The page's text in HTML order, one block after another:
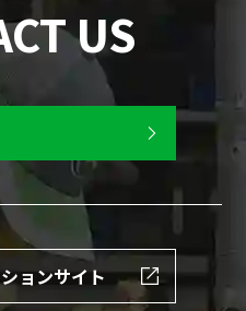
US
ョンサイト